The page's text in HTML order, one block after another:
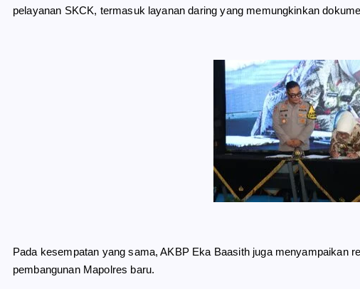
pelayanan SKCK, termasuk layanan daring yang memungkinkan
Pada kesempatan yang sama, AKBP Eka Baasith juga menyampaikan
pembangunan Mapolres baru.